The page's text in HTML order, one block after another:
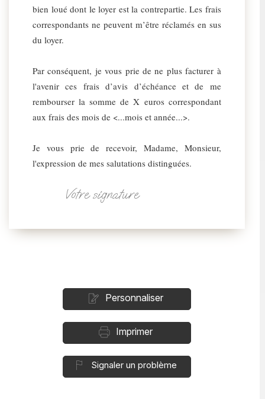
bien loué dont le loyer est la contrepartie. Les frais
correspondants ne peuvent m’être réclamés en sus
du loyer.
Par conséquent, je vous prie de ne plus facturer à
l'avenir ces frais d’avis d’échéance et de me
rembourser la somme de X euros correspondant
aux frais des mois de <...mois et année...>.
Je vous prie de recevoir, Madame, Monsieur,
l'expression de mes salutations distinguées.
Votre signature
Personnaliser
Imprimer
Signaler un problème